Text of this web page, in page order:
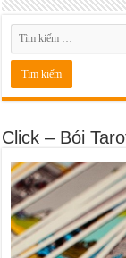
Click – Bói